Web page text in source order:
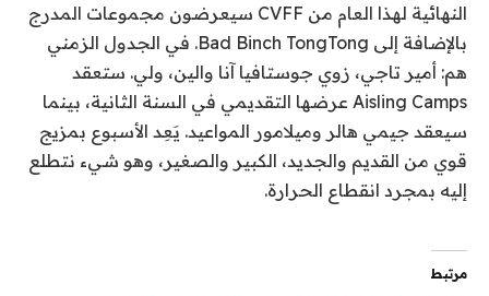
النهائية لهذا العام من CVFF سيعرضون مجموعات المدرج
بالإضافة إلى Bad Binch TongTong. في الجدول الزمني
هم: أمير تاجي، زوي جوستافيا آنا والين، ولي. ستعقد
Aisling Camps عرضها التقديمي في السنة الثانية، بينما
سيعقد جيمي هالر وميلامور المواعيد. يَعِد الأسبوع بمزيج
قوي من القديم والجديد، الكبير والصغير، وهو شيء نتطلع
إليه بمجرد انقطاع الحرارة.
مرتبط